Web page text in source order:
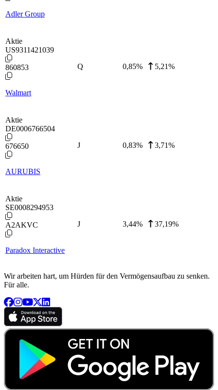
Adler Group
Aktie
US9311421039
860853
Walmart
Q 0,85% 5,21%
Aktie
DE0006766504
676650
AURUBIS
J 0,83% 3,71%
Aktie
SE0008294953
A2AKVC
Paradox Interactive
J 3,44% 37,19%
Wir arbeiten hart, um Hürden für den Vermögensaufbau zu senken.
Für alle.